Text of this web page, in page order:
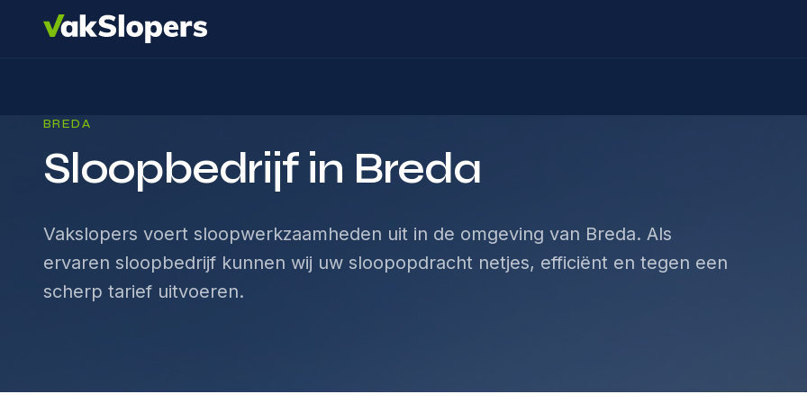
BREDA
Sloopbedrijf in Breda
Vakslopers voert sloopwerkzaamheden uit in de omgeving van Breda. Als
ervaren sloopbedrijf kunnen wij uw sloopopdracht netjes, efficiënt en tegen een
scherp tarief uitvoeren.